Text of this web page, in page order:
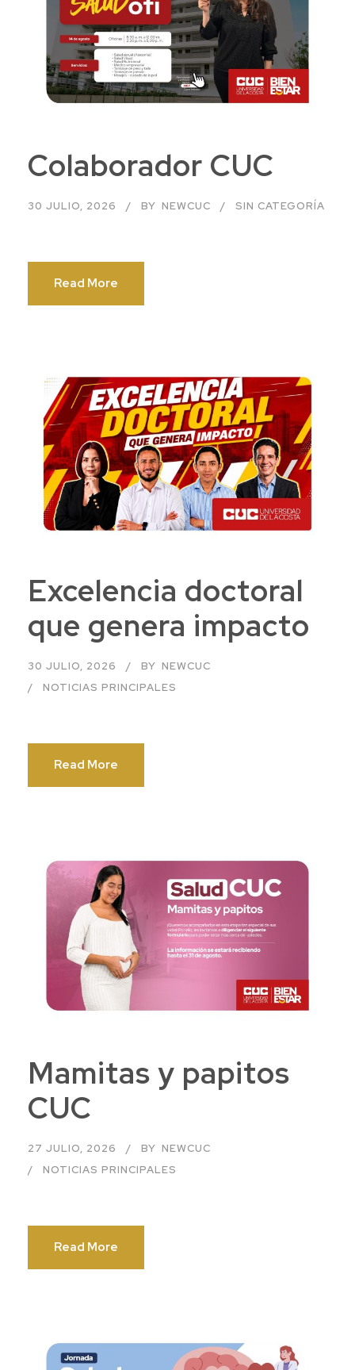
Colaborador CUC
30 JULIO, 2026 BY NEWCUC SIN CATEGORÍA
Read More
Excelencia doctoral
que genera impacto
30 JULIO, 2026 BY NEWCUC
NOTICIAS PRINCIPALES
Read More
Mamitas y papitos
CUC
27 JULIO, 2026 BY NEWCUC
NOTICIAS PRINCIPALES
Read More